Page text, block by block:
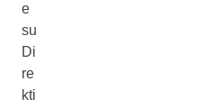
e
su
Di
re
kti